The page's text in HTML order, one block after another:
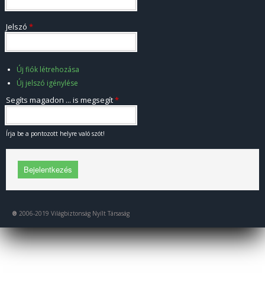
Jelszó *
Új fiók létrehozása
Új jelszó igénylése
Segíts magadon ... is megsegít*
Írja be a pontozott helyre való szót!
® 2006-2019 Világbiztonság Nyílt Társaság